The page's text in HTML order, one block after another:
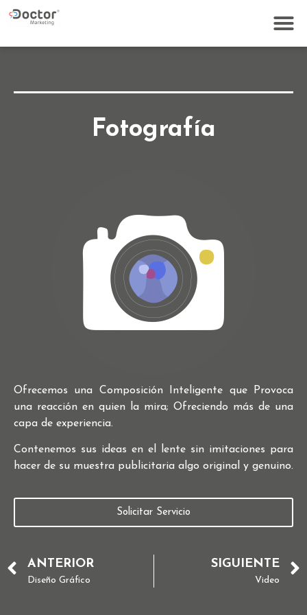
Fotografía
Ofrecemos una Composición Inteligente que Provoca
una reacción en quien la mira; Ofreciendo más de una
capa de experiencia.
Contenemos sus ideas en el lente sin imitaciones para
hacer de su muestra publicitaria algo original y genuino.
Solicitar Servicio
ANTERIOR
Diseño Gráfico
SIGUIENTE
Video